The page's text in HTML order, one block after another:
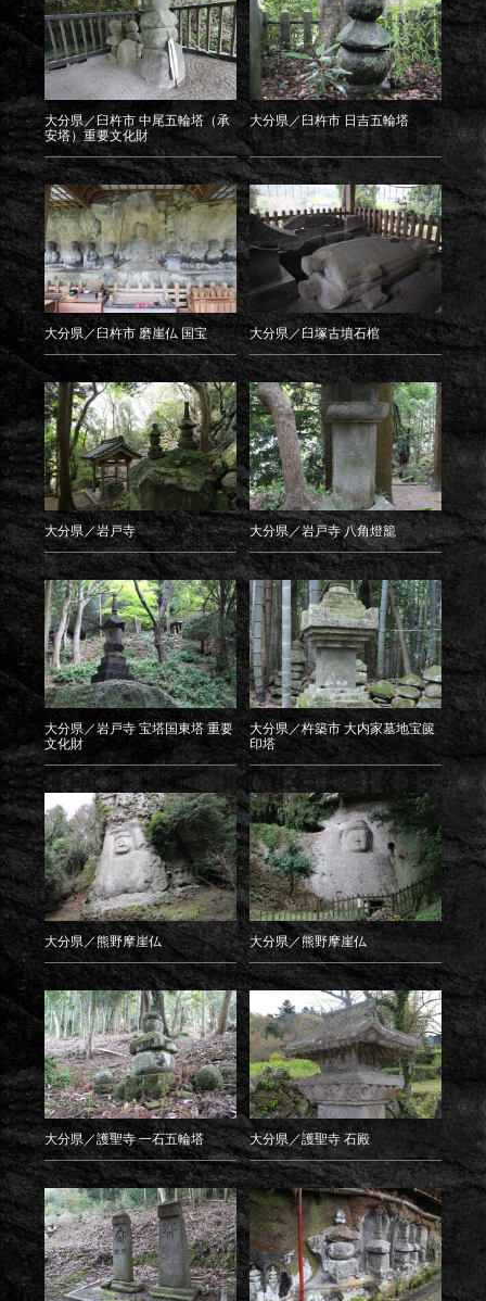
大分県／臼杵市 中尾五輪塔（承
安塔）重要文化財
大分県／臼杵市 日吉五輪塔
大分県／臼杵市 磨崖仏 国宝 大分県／臼塚古墳石棺
大分県／岩戸寺 大分県／岩戸寺 八角燈籠
大分県／岩戸寺 宝塔国東塔 重要
文化財
大分県／杵築市 大内家墓地宝篋
印塔
大分県／熊野摩崖仏 大分県／熊野摩崖仏
大分県／護聖寺 一石五輪塔 大分県／護聖寺 石殿